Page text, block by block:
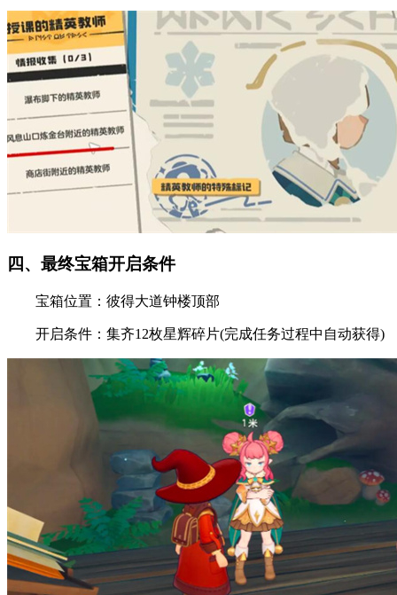
四、最终宝箱开启条件
宝箱位置：彼得大道钟楼顶部
开启条件：集齐12枚星辉碎片(完成任务过程中自动获得)